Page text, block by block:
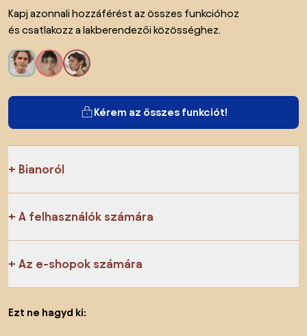
Kapj azonnali hozzáférést az összes funkcióhoz
és csatlakozz a lakberendezői közösséghez.
Kérem az összes funkciót!
Bianoról
A felhasználók számára
Az e-shopok számára
Ezt ne hagyd ki: